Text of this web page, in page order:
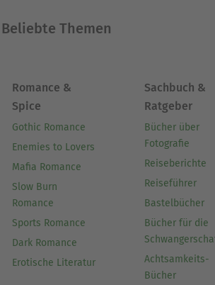
Beliebte Themen
Romance &
Spice
Gothic Romance
Enemies to Lovers
Mafia Romance
Slow Burn
Romance
Sports Romance
Dark Romance
Erotische Literatur
Sachbuch &
Ratgeber
Bücher über
Fotografie
Reiseberichte
Reiseführer
Bastelbücher
Bücher für die
Achtsamkeits-
Bücher